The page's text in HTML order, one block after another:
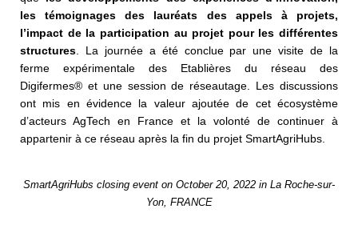
les témoignages des lauréats des appels à projets,
l’impact de la participation au projet pour les différentes
structures . La journée a été conclue par une visite de la
ferme expérimentale des Etablières du réseau des
Digifermes® et une session de réseautage. Les discussions
ont mis en évidence la valeur ajoutée de cet écosystème
d’acteurs AgTech en France et la volonté de continuer à
appartenir à ce réseau après la fin du projet SmartAgriHubs.
SmartAgriHubs closing event on October 20, 2022 in La Roche-sur-
Yon, FRANCE